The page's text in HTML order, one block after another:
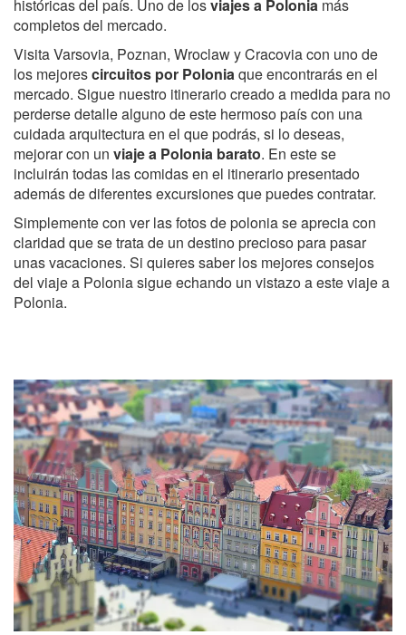
históricas del país. Uno de losviajes a Polonia más
completos del mercado.
Visita Varsovia, Poznan, Wroclaw y Cracovia con uno de
los mejorescircuitos por Polonia que encontrarás en el
mercado. Sigue nuestro itinerario creado a medida para no
perderse detalle alguno de este hermoso país con una
cuidada arquitectura en el que podrás, si lo deseas,
mejorar con un viaje a Polonia barato. En este se
incluirán todas las comidas en el itinerario presentado
además de diferentes excursiones que puedes contratar.
Simplemente con ver las fotos de polonia se aprecia con
claridad que se trata de un destino precioso para pasar
unas vacaciones. Si quieres saber los mejores consejos
del viaje a Polonia sigue echando un vistazo a este viaje a
Polonia.